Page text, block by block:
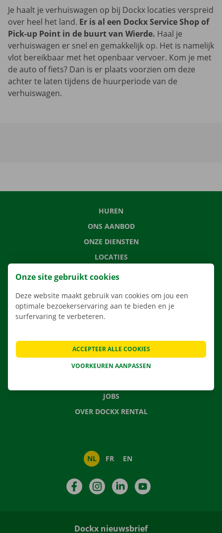
Je haalt je verhuiswagen op bij Dockx locaties verspreid
over heel het land. Er is al een Dockx Service Shop of
Pick-up Point in de buurt van Wierde. Haal je
verhuiswagen er snel en gemakkelijk op. Het is namelijk
vlot bereikbaar met het openbaar vervoer. Kom je met
de auto of fiets? Dan is er plaats voorzien om deze
achter te laten tijdens de huurperiode van de
verhuiswagen.
HUREN
ONS AANBOD
ONZE DIENSTEN
LOCATIES
APP
VEELGESTELDE VRAGEN
NIEUWS
JOBS
OVER DOCKX RENTAL
NL FR EN
FacebookInstagramLinkedIn
Dockx nieuwsbrief
Onze site gebruikt cookies
Deze website maakt gebruik van cookies om jou een
optimale bezoekerservaring aan te bieden en je
surfervaring te verbeteren.
VOORKEUREN AANPASSEN
ACCEPTEER ALLE COOKIES